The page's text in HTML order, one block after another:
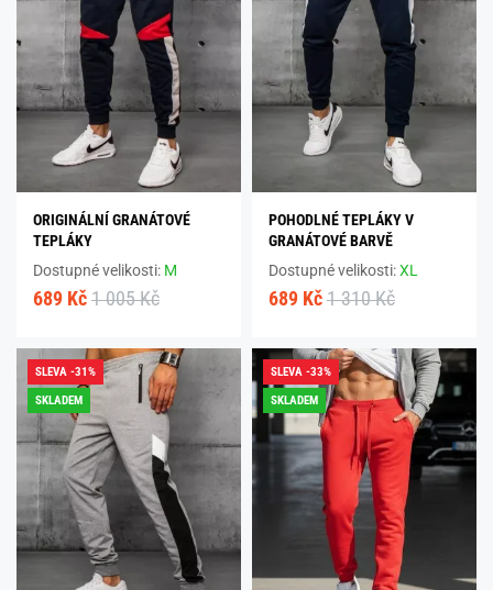
ORIGINÁLNÍ GRANÁTOVÉ
TEPLÁKY
Dostupné velikosti: M
689 Kč 1 005 Kč
POHODLNÉ TEPLÁKY V
GRANÁTOVÉ BARVĚ
Dostupné velikosti:XL
689 Kč 1 310 Kč
SLEVA -31%
SKLADEM
SLEVA -33%
SKLADEM